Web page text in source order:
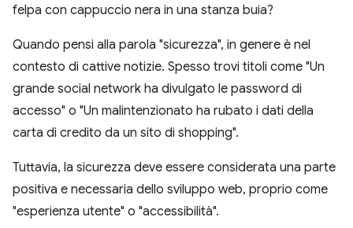
felpa con cappuccio nera in una stanza buia?
Quando pensi alla parola "sicurezza", in genere è nel
contesto di cattive notizie. Spesso trovi titoli come "Un
grande social network ha divulgato le password di
accesso" o "Un malintenzionato ha rubato i dati della
carta di credito da un sito di shopping".
Tuttavia, la sicurezza deve essere considerata una parte
positiva e necessaria dello sviluppo web, proprio come
"esperienza utente" o "accessibilità".